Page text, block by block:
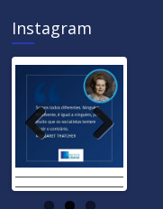
Instagram
ous